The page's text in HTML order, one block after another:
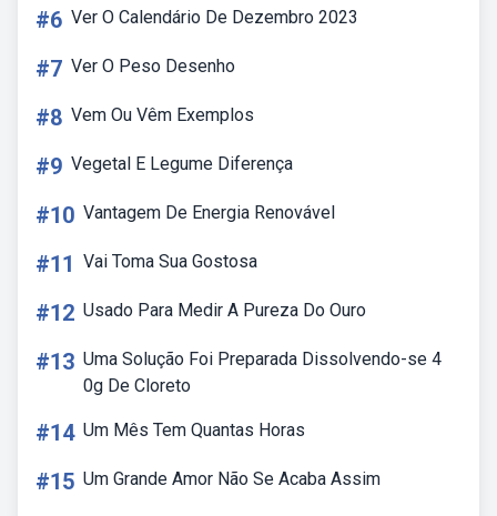
#6 Ver O Calendário De Dezembro 2023
#7 Ver O Peso Desenho
#8 Vem Ou Vêm Exemplos
#9 Vegetal E Legume Diferença
#10 Vantagem De Energia Renovável
#11 Vai Toma Sua Gostosa
#12 Usado Para Medir A Pureza Do Ouro
#13 Uma Solução Foi Preparada Dissolvendo-se 4
0g De Cloreto
#14 Um Mês Tem Quantas Horas
#15 Um Grande Amor Não Se Acaba Assim